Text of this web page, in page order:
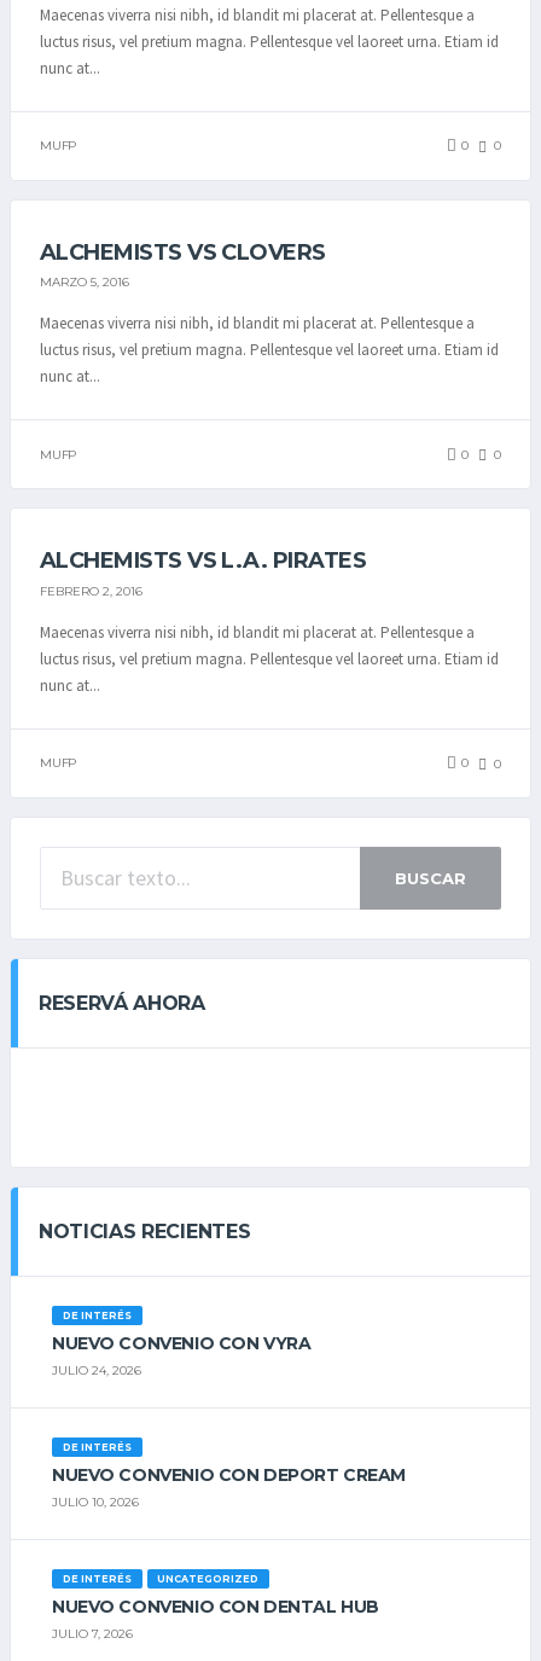
Maecenas viverra nisi nibh, id blandit mi placerat at. Pellentesque a
luctus risus, vel pretium magna. Pellentesque vel laoreet urna. Etiam id
nunc at...
MUFP 0 0
ALCHEMISTS VS CLOVERS
MARZO 5, 2016
Maecenas viverra nisi nibh, id blandit mi placerat at. Pellentesque a
luctus risus, vel pretium magna. Pellentesque vel laoreet urna. Etiam id
nunc at...
MUFP 0 0
ALCHEMISTS VS L.A. PIRATES
FEBRERO 2, 2016
Maecenas viverra nisi nibh, id blandit mi placerat at. Pellentesque a
luctus risus, vel pretium magna. Pellentesque vel laoreet urna. Etiam id
nunc at...
MUFP 0 0
BUSCAR
RESERVÁ AHORA
NOTICIAS RECIENTES
DE INTERÉS
NUEVO CONVENIO CON VYRA
JULIO 24, 2026
DE INTERÉS
NUEVO CONVENIO CON DEPORT CREAM
JULIO 10, 2026
DE INTERÉS UNCATEGORIZED
NUEVO CONVENIO CON DENTAL HUB
JULIO 7, 2026